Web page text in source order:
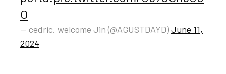
O
— cedric. welcome Jin (@AGUSTDAYD)June 11,
2024